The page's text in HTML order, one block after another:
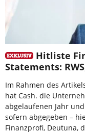
Hitliste
Statements:
Im Rahmen des
hat Cash. die
abgelaufenen Jahr
sofern abgegeben –
Finanzprofi, Deutuna,